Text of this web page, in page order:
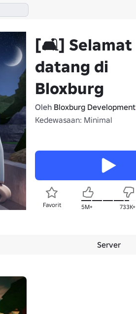
[🛋️] Selamat
datang di
Bloxburg
Oleh Bloxburg Development
Kedewasaan: Minimal
Favorit 5M+ 733K+
Server